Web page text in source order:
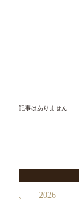
記事はありません
2026